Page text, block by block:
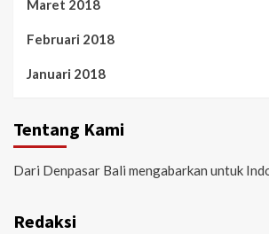
Maret 2018
Februari 2018
Januari 2018
Tentang Kami
Dari Denpasar Bali mengabarkan untuk
Redaksi